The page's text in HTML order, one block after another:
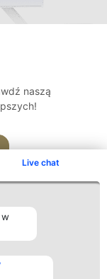
Live chat
w
naszą